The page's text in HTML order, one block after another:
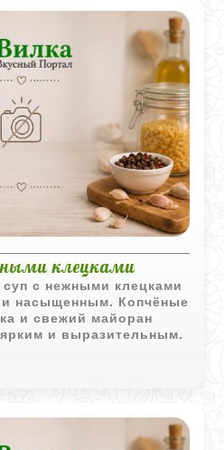
клецками
с нежными клецками
насыщенным. Копчёные
и свежий майоран
и выразительным.